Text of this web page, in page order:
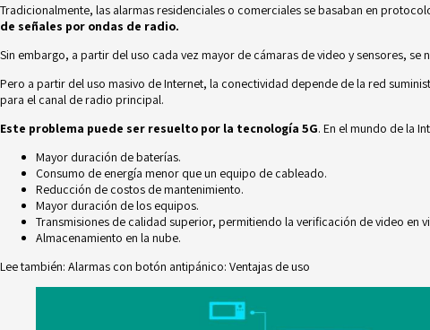
Tradicionalmente, las alarmas residenciales o comerciales se basaban en
de señales por ondas de radio.
Sin embargo, a partir del uso cada vez mayor de cámaras de video y sensores,
Pero a partir del uso masivo de Internet, la conectividad depende de la red
para el canal de radio principal.
Este problema puede ser resuelto por la tecnología 5G. En el mundo de la
Mayor duración de baterías.
Consumo de energía menor que un equipo de cableado.
Reducción de costos de mantenimiento.
Mayor duración de los equipos.
Transmisiones de calidad superior, permitiendo la verificación de video en
Almacenamiento en la nube.
Lee también: Alarmas con botón antipánico: Ventajas de uso